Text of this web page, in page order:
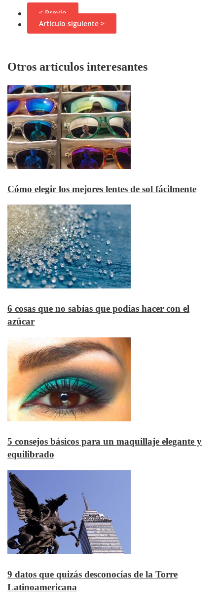
< Previo
Artículo siguiente >
Otros artículos interesantes
Cómo elegir los mejores lentes de sol fácilmente
6 cosas que no sabías que podías hacer con el
azúcar
5 consejos básicos para un maquillaje elegante y
equilibrado
9 datos que quizás desconocías de la Torre
Latinoamericana